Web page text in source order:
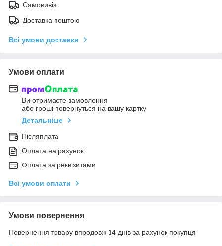
Самовивіз
Доставка поштою
Всі умови доставки
Умови оплати
Ви отримаєте замовлення
або гроші повернуться на вашу картку
Детальніше
Післяплата
Оплата на рахунок
Оплата за реквізитами
Всі умови оплати
Умови повернення
Повернення товару впродовж 14 днів за рахунок покупця